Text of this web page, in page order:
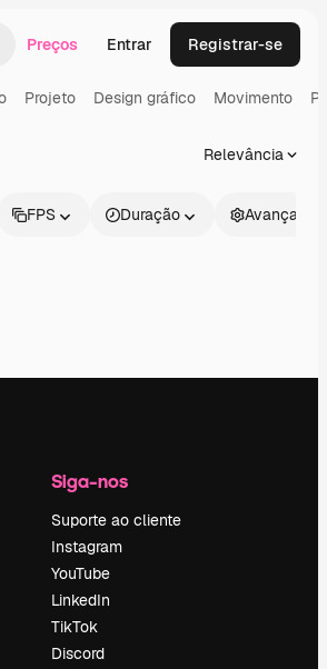
por imagem
Preços Entrar Registrar-se
Projeto Design gráfico Movimento
Relevância
FPS Duração Avançado
Siga-nos
Suporte ao cliente
Instagram
YouTube
LinkedIn
TikTok
Discord